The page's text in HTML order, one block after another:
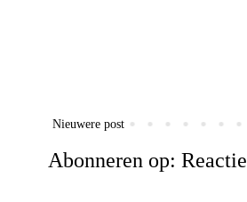
Nieuwere post
Abonneren op: